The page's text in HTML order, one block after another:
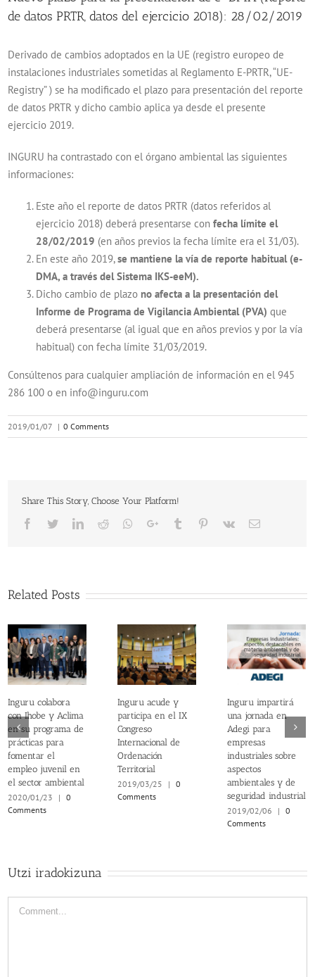
de datos PRTR, datos del ejercicio 2018): 28/02/2019
Derivado de cambios adoptados en la UE (registro europeo de
instalaciones industriales sometidas al Reglamento E-PRTR, “UE-
Registry” ) se ha modificado el plazo para presentación del reporte
de datos PRTR y dicho cambio aplica ya desde el presente
ejercicio 2019.
INGURU ha contrastado con el órgano ambiental las siguientes
informaciones:
Este año el reporte de datos PRTR (datos referidos al
ejercicio 2018) deberá presentarse confecha límite el
28/02/2019 (en años previos la fecha límite era el 31/03).
En este año 2019,se mantiene la vía de reporte habitual (e-
DMA, a través del Sistema IKS-eeM).
Dicho cambio de plazo no afecta a la presentación del
Informe de Programa de Vigilancia Ambiental (PVA) que
deberá presentarse (al igual que en años previos y por la vía
habitual) con fecha límite 31/03/2019.
Consúltenos para cualquier ampliación de información en el 945
286 100 o en info@inguru.com
2019/01/07 | 0 Comments
Share This Story, Choose Your Platform!
Facebook
TwitterLinkedIn
Reddit Whatsapp
Google+Tumblr Pinterest
Vk Email
Related Posts
Inguru colabora
con Ihobe y Aclima
en su programa de
prácticas para
fomentar el
empleo juvenil en
el sector ambiental
2020/01/23
|
0
Comments
Inguru acude y
participa en el IX
Congreso
Internacional de
Ordenación
Territorial
2019/03/25
|
0
Comments
Inguru impartirá
una jornada en
Adegi para
empresas
industriales sobre
aspectos
ambientales y de
seguridad industrial
2019/02/06
|
0
Comments
Utzi iradokizuna
Comment